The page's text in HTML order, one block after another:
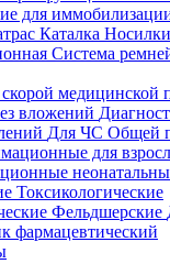
для
Каталка Носилки
Система
медицинской
вложений
Для ЧС Общей
для
Токсикологические
Фельдшерские
фармацевтический